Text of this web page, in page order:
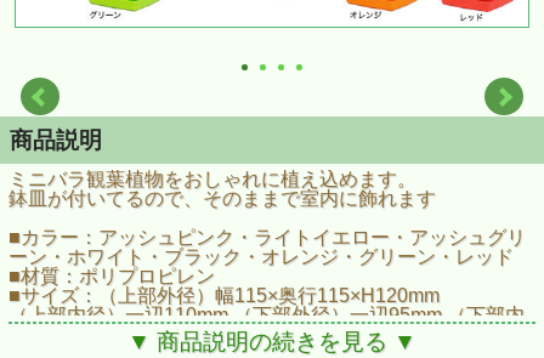
商品説明
ミニバラ観葉植物をおしゃれに植え込めます。
鉢皿が付いてるので、そのままで室内に飾れます
■カラー：アッシュピンク・ライトイエロー・アッシュグリ
ーン・ホワイト・ブラック・オレンジ・グリーン・レッド
■材質：ポリプロピレン
■サイズ：（上部外径）幅115×奥行115×H120mm
（上部内径）一辺110mm （下部外径）一辺95mm （下部内
径）一辺90mm ■容量：0.8L/div>
▼ 商品説明の続きを見る ▼